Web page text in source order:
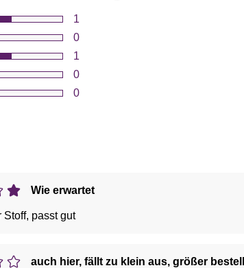
1
0
1
0
0
Wie erwartet
passt gut
auch hier, fällt zu klein aus, größer